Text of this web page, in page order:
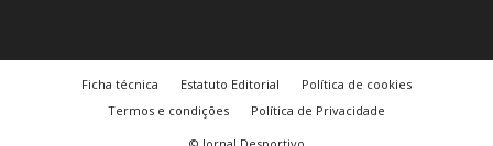
Ficha técnica Estatuto Editorial
Política de cookies
Termos e condições
Política de Privacidade